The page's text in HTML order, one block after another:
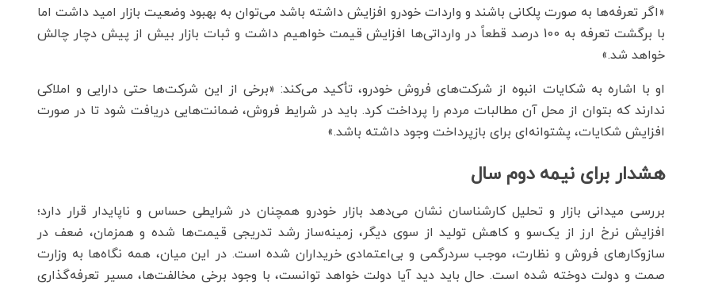
«اگر تعرفه‌ها به صورت پلکانی باشند و واردات خودرو افزایش داشته باشد می‌توان به بهبود وضعیت بازار امید داشت اما
با برگشت تعرفه به 100 درصد قطعاً در وارداتی‌ها افزایش قیمت خواهیم داشت و ثبات بازار بیش از پیش دچار چالش
خواهد شد.»
او با اشاره به شکایات انبوه از شرکت‌های فروش خودرو، تأکید می‌کند: «برخی از این شرکت‌ها حتی دارایی و املاکی
ندارند که بتوان از محل آن مطالبات مردم را پرداخت کرد. باید در شرایط فروش، ضمانت‌هایی دریافت شود تا در صورت
افزایش شکایات، پشتوانه‌ای برای بازپرداخت وجود داشته باشد.»
هشدار برای نیمه دوم سال
بررسی میدانی بازار و تحلیل کارشناسان نشان می‌دهد بازار خودرو همچنان در شرایطی حساس و ناپایدار قرار دارد؛
افزایش نرخ ارز از یک‌سو و کاهش تولید از سوی دیگر، زمینه‌ساز رشد تدریجی قیمت‌ها شده و همزمان، ضعف در
سازوکارهای فروش و نظارت، موجب سردرگمی و بی‌اعتمادی خریداران شده است. در این میان، همه نگاه‌ها به وزارت
صمت و دولت دوخته شده است. حال باید دید آیا دولت خواهد توانست، با وجود برخی مخالفت‌ها، مسیر تعرفه‌گذاری